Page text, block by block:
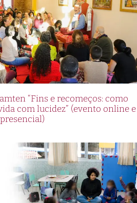
“Fins e recomeços: como
com lucidez” (evento online e
presencial)